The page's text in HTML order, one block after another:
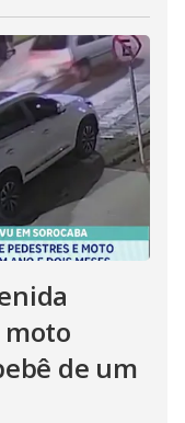
moto
de um